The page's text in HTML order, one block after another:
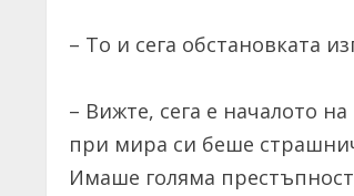
– То и сега обстановката
– Вижте, сега е началото
при мира си беше
Имаше голяма